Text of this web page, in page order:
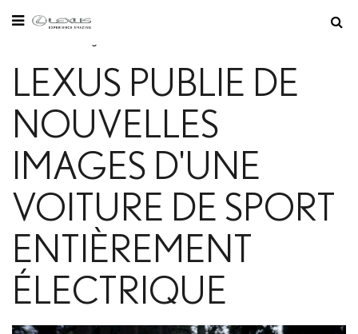
LEXUS PUBLIE DE
NOUVELLES
IMAGES D'UNE
VOITURE DE SPORT
ENTIÈREMENT
ÉLECTRIQUE